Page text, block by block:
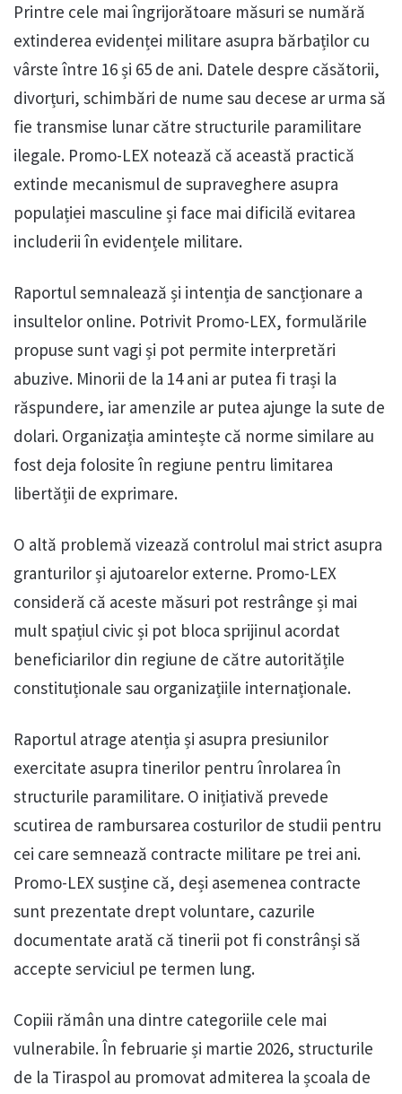
Printre cele mai îngrijorătoare măsuri se numără
extinderea evidenței militare asupra bărbaților cu
vârste între 16 și 65 de ani. Datele despre căsătorii,
divorțuri, schimbări de nume sau decese ar urma să
fie transmise lunar către structurile paramilitare
ilegale. Promo-LEX notează că această practică
extinde mecanismul de supraveghere asupra
populației masculine și face mai dificilă evitarea
includerii în evidențele militare.
Raportul semnalează și intenția de sancționare a
insultelor online. Potrivit Promo-LEX, formulările
propuse sunt vagi și pot permite interpretări
abuzive. Minorii de la 14 ani ar putea fi trași la
răspundere, iar amenzile ar putea ajunge la sute de
dolari. Organizația amintește că norme similare au
fost deja folosite în regiune pentru limitarea
libertății de exprimare.
O altă problemă vizează controlul mai strict asupra
granturilor și ajutoarelor externe. Promo-LEX
consideră că aceste măsuri pot restrânge și mai
mult spațiul civic și pot bloca sprijinul acordat
beneficiarilor din regiune de către autoritățile
constituționale sau organizațiile internaționale.
Raportul atrage atenția și asupra presiunilor
exercitate asupra tinerilor pentru înrolarea în
structurile paramilitare. O inițiativă prevede
scutirea de rambursarea costurilor de studii pentru
cei care semnează contracte militare pe trei ani.
Promo-LEX susține că, deși asemenea contracte
sunt prezentate drept voluntare, cazurile
documentate arată că tinerii pot fi constrânși să
accepte serviciul pe termen lung.
Copiii rămân una dintre categoriile cele mai
vulnerabile. În februarie și martie 2026, structurile
de la Tiraspol au promovat admiterea la școala de